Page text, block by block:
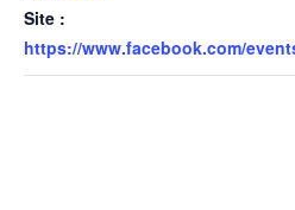
Site :
https://www.facebook.com/